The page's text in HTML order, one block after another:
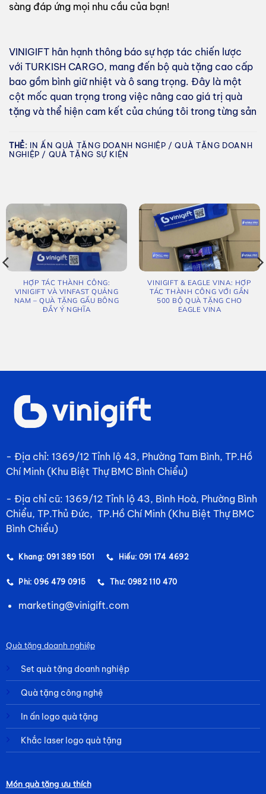
sàng đáp ứng mọi nhu cầu của bạn!
VINIGIFT hân hạnh thông báo sự hợp tác chiến lược
với TURKISH CARGO, mang đến bộ quà tặng cao cấp
bao gồm bình giữ nhiệt và ô sang trọng. Đây là một
cột mốc quan trọng trong việc nâng cao giá trị quà
tặng và thể hiện cam kết của chúng tôi trong từng sản
THẺ: IN ẤN QUÀ TẶNG DOANH NGHIỆP / QUÀ TẶNG DOANH
NGHIỆP / QUÀ TẶNG SỰ KIỆN
HỢP TÁC THÀNH CÔNG:
VINIGIFT VÀ VINFAST QUẢNG
NAM – QUÀ TẶNG GẤU BÔNG
ĐẦY Ý NGHĨA
VINIGIFT & EAGLE VINA: HỢP
TÁC THÀNH CÔNG VỚI GẦN
500 BỘ QUÀ TẶNG CHO
EAGLE VINA
- Địa chỉ: 1369/12 Tỉnh lộ 43, Phường Tam Bình, TP.Hồ
Chí Minh (Khu Biệt Thự BMC Bình Chiểu)
- Địa chỉ cũ: 1369/12 Tỉnh lộ 43, Bình Hoà, Phường Bình
Chiểu, TP.Thủ Đức, TP.Hồ Chí Minh (Khu Biệt Thự BMC
Bình Chiểu)
Khang: 091 389 1501 Hiếu: 091 174 4692
Phi: 096 479 0915 Thư: 0982 110 470
marketing@vinigift.com
Quà tặng doanh nghiệp
Set quà tặng doanh nghiệp
Quà tặng công nghệ
In ấn logo quà tặng
Khắc laser logo quà tặng
Món quà tặng ưu thích